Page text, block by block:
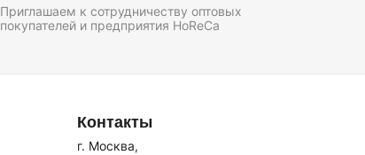
Приглашаем к сотрудничеству оптовых
покупателей и предприятия HoReCa
Контакты
г. Москва,